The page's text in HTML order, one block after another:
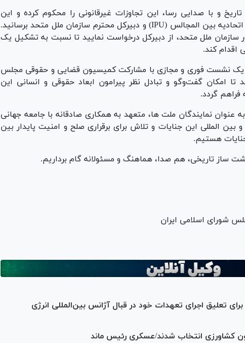
و با صدایی رسا، این تجاوزات غیرقانونی را محکوم کرده و این
محکومیت را به اطلاع اعضای محترم اتحادیه بین المجالس (IPU) و دبیرکل محترم سازمان ملل متحد برسانید.
با استناد به ماده ۹۹ منشور سازمان ملل متحد، از دبیرکل درخواست نمایید تا نسبت به تشکیل یک
اقدام کند.
نشست فوری و مجازی با مشارکت کمیسیون قضایی و حقوقی مجلس
تا امکان گفت‌و‌گو و تبادل نظر پیرامون ابعاد حقوقی و انسانی این
فراهم گردد.
عنوان نمایندگان ملت ها، متعهد به همکاری صادقانه با جامعه جهانی
بین المللی این جنایات و تلاش برای برقراری صلح و امنیت پایدار بین
جنایات هستیم.
ساز تاریخی، هم صدا، هماهنگ و مسئولانه گام برداریم.
شورای اسلامی ایران
تعلیق اجرای تعهدات خود در قبال آژانس بین‌المللی انرژی
کشاورزی انتخاب شدند/عسکری رئیس ماند